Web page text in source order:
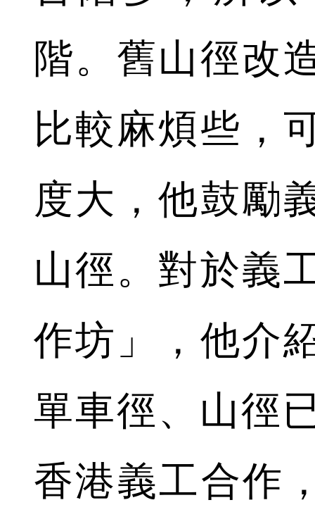
階。舊山徑改
比較麻煩些，
度大，他鼓勵
山徑。對於義
作坊」，他介
單車徑、山徑
香港義工合作